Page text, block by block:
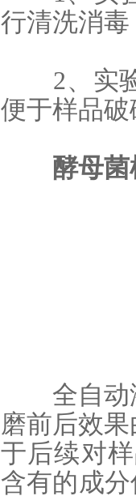
行清洗消
2、实验
便于样品破
酵母
全自
磨前后效
于后续对
含有的成